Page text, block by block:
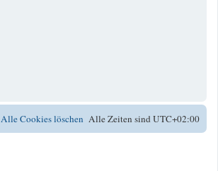
Alle Zeiten sindUTC+02:00
Alle Cookies löschen